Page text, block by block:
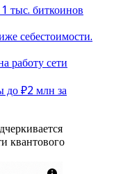
биткоинов
себестоимости.
работу сети
до ₽2 млн за
квантового